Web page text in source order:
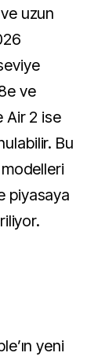
uzun
ve
Air 2 ise
Bu
modelleri
piyasaya
yeni